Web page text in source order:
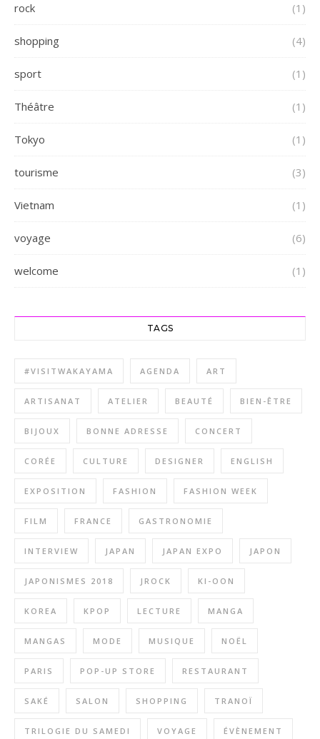
rock (1)
shopping (4)
sport (1)
Théâtre (1)
Tokyo (1)
tourisme (3)
Vietnam (1)
voyage (6)
welcome (1)
TAGS
#VISITWAKAYAMA AGENDA ART
ARTISANAT ATELIER BEAUTÉ BIEN-ÊTRE
BIJOUX BONNE ADRESSE CONCERT
CORÉE CULTURE DESIGNER ENGLISH
EXPOSITION FASHION FASHION WEEK
FILM FRANCE GASTRONOMIE
INTERVIEW JAPAN JAPAN EXPO JAPON
JAPONISMES 2018 JROCK KI-OON
KOREA KPOP LECTURE MANGA
MANGAS MODE MUSIQUE NOËL
PARIS POP-UP STORE RESTAURANT
SAKÉ SALON SHOPPING TRANOÏ
TRILOGIE DU SAMEDI VOYAGE ÉVÈNEMENT